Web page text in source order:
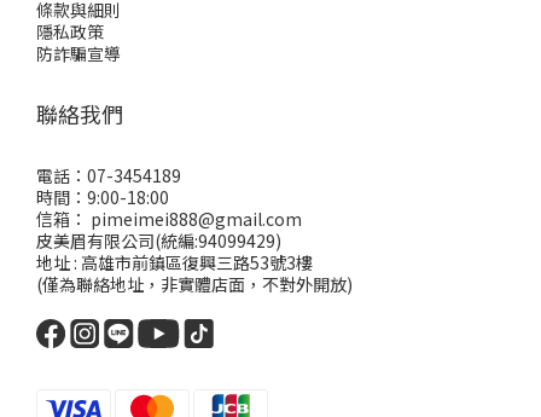
條款與細則
隱私政策
防詐騙宣導
聯絡我們
電話：07-3454189
時間：9:00-18:00
信箱： pimeimei888@gmail.com
皮美眉有限公司(統編:94099429)
地址 : 高雄市前鎮區復興三路53號3樓
(僅為聯絡地址，非實體店面，不對外開放)